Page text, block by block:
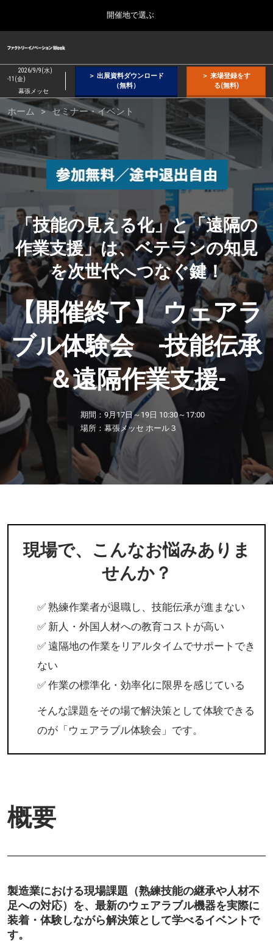
プ
し
て
進
む
to
close
menu.
開催地で選ぶ
幕張メッセ / Makuhari Messe, Japan
【２月】東京展
2027年02月17日
東京ビッグサイト / Tokyo Big Sight, Japan
【５月】大阪展
2027年05月12日
インテックス大阪 / INTEX Osaka, Japan
【９月】東京展
2026年09月09日
幕張メッセ / Makuhari Messe, Japan
【11月】名古屋展
2026年11月25日
愛知県国際展示場 / Aichi Sky Expo
ー
バ
ル
ナ
ビ
ゲ
ン
を
折
た
た
む
2026/9/9(水)
-11(金)
幕張メッセ
＞ 出展資料ダウンロード
（無料）
＞ 来場登録をす
る(無料)
ホーム セミナー・イベント
ウ
ェ
ア
ラ
ブ
ル
体
験
会
-
技
能
伝
承
＆
遠
隔
作
業
支
援-
「技能の見える化」と「遠隔の
作業支援」は、ベテランの知見
を次世代へつなぐ鍵！
【開催終了】 ウェアラ
ブル体験会 -技能伝承
＆遠隔作業支援-
期間：9月17日～19日 10:30～17:00
場所：幕張メッセ ホール３
現場で、こんなお悩みありま
せんか？
✅ 熟練作業者が退職し、技能伝承が進まない
✅ 新人・外国人材への教育コストが高い
✅ 遠隔地の作業をリアルタイムでサポートでき
ない
✅ 作業の標準化・効率化に限界を感じている
そんな課題をその場で解決策として体験できる
のが「ウェアラブル体験会」です。
概要
製造業における現場課題（熟練技能の継承や人材不
足への対応）を、最新のウェアラブル機器を実際に
装着・体験しながら解決策として学べるイベントで
す。